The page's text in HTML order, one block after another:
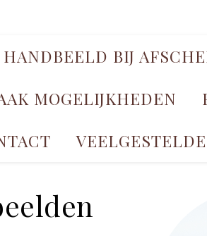
HANDBEELD BIJ
MOGELIJKHEDEN